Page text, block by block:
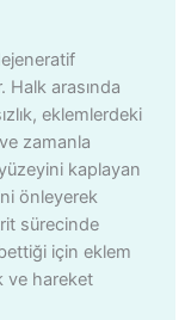
Halk arasında
eklemlerdeki
zamanla
kaplayan
önleyerek
sürecinde
için eklem
ve hareket